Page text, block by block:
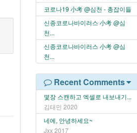
코로나19 小考 @심천 - 총잡이들
신종코로나바이러스 小考 @심
천...
신종코로나바이러스 小考 @심
천...
Recent Comments
몇장 스캔하고 엑셀로 내보내기...
김태민 2020
네에, 안녕하세요~
Jxx 2017